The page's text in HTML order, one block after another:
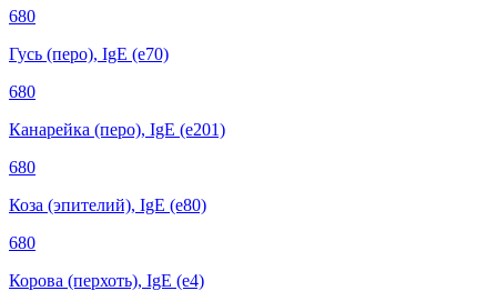
680
Гусь (перо), IgE (e70)
680
Канарейка (перо), IgE (е201)
680
Коза (эпителий), IgE (е80)
680
Корова (перхоть), IgE (e4)